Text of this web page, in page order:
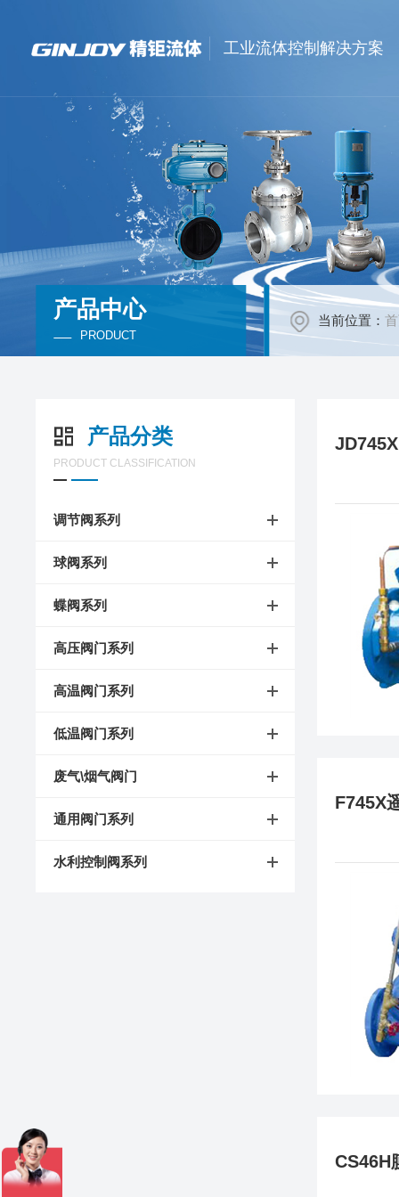
工业流体控制解决方案
产品中心
PRODUCT
当前位置：
产品分类
PRODUCT CLASSIFICATION
调节阀系列
球阀系列
蝶阀系列
高压阀门系列
高温阀门系列
低温阀门系列
废气\烟气阀门
通用阀门系列
水利控制阀系列
F745X
CS46H